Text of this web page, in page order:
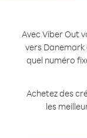
Avec Viber Out
vers
quel numéro
Achetez des
les